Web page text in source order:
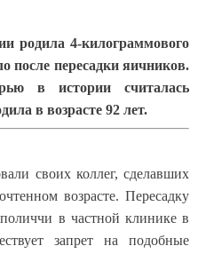
родила 4-килограммового
после пересадки яичников.
в истории считалась
в возрасте 92 лет.
своих коллег, сделавших
возрасте. Пересадку
в частной клинике в
запрет на подобные